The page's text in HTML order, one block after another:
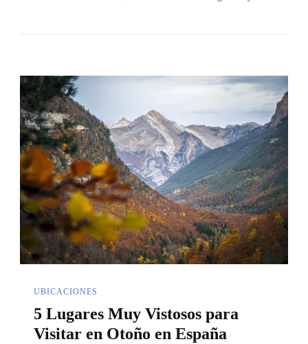
UBICACIONES
5 Lugares Muy Vistosos para
Visitar en Otoño en España